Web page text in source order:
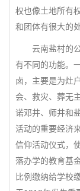
权也像土地所有
和团体有很大的
云南盐村的公
有不同的功能。
卤，主要是为灶
会、救灾、葬无
诺邓井、师井和
活动的重要经济
信仰活动仪式，
落办学的教育基
比例缴纳给学校